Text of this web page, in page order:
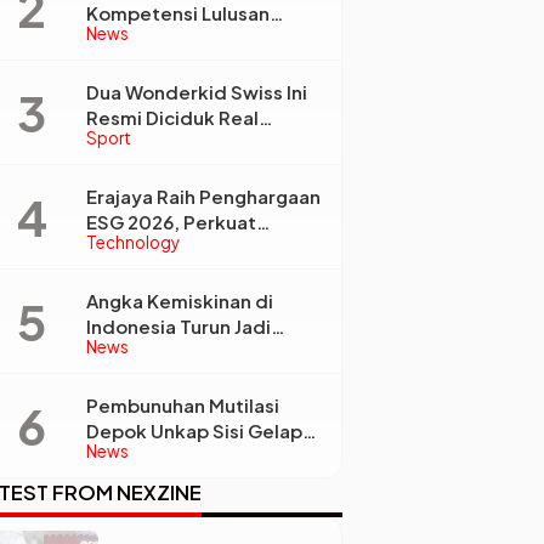
News
Kompetensi Lulusan
Perguruan Tinggi Jadi
Kebutuhan Dunia Kerja
Sport
Dua Wonderkid Swiss Ini
Resmi Diciduk Real
Madrid dan Juventus,
Eropa
Technology
Erajaya Raih Penghargaan
ESG 2026, Perkuat
Circular Economy Lewat
Berkelanjutan
News
Angka Kemiskinan di
Indonesia Turun Jadi
22,93 Juta Orang, Tapi
Desa dan Kota Malah
Makin Lebar?
News
Pembunuhan Mutilasi
Depok Unkap Sisi Gelap
Penjual Piscok Berdarah
Dingin
FROM NEXZINE